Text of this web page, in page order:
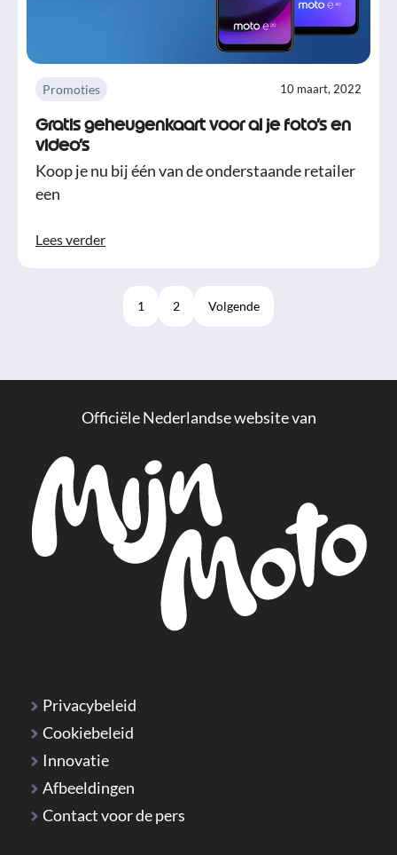
Promoties 10 maart, 2022
Gratis geheugenkaart voor al je foto’s en
video’s
Koop je nu bij één van de onderstaande retailer
een
Lees verder
1 2 Volgende
Officiële Nederlandse website van
Privacybeleid
Cookiebeleid
Innovatie
Afbeeldingen
Contact voor de pers